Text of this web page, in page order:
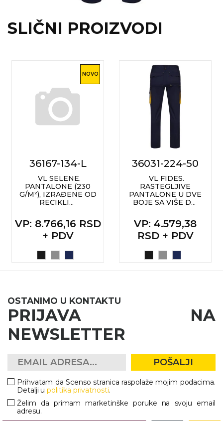
SLIČNI PROIZVODI
NOVO
36167-134-L
VL SELENE.
PANTALONE (230
G/M²), IZRAĐENE OD
RECIKLI...
VP: 8.766,16 RSD
+ PDV
36031-224-50
VL FIDES.
RASTEGLJIVE
PANTALONE U DVE
BOJE SA VIŠE D...
VP: 4.579,38
RSD + PDV
OSTANIMO U KONTAKTU
PRIJAVA NA
NEWSLETTER
POŠALJI
Prihvatam da Scenso stranica raspolaže mojim podacima.
Detalji upolitika privatnosti.
Želim da primam marketinške poruke na svoju email
adresu.